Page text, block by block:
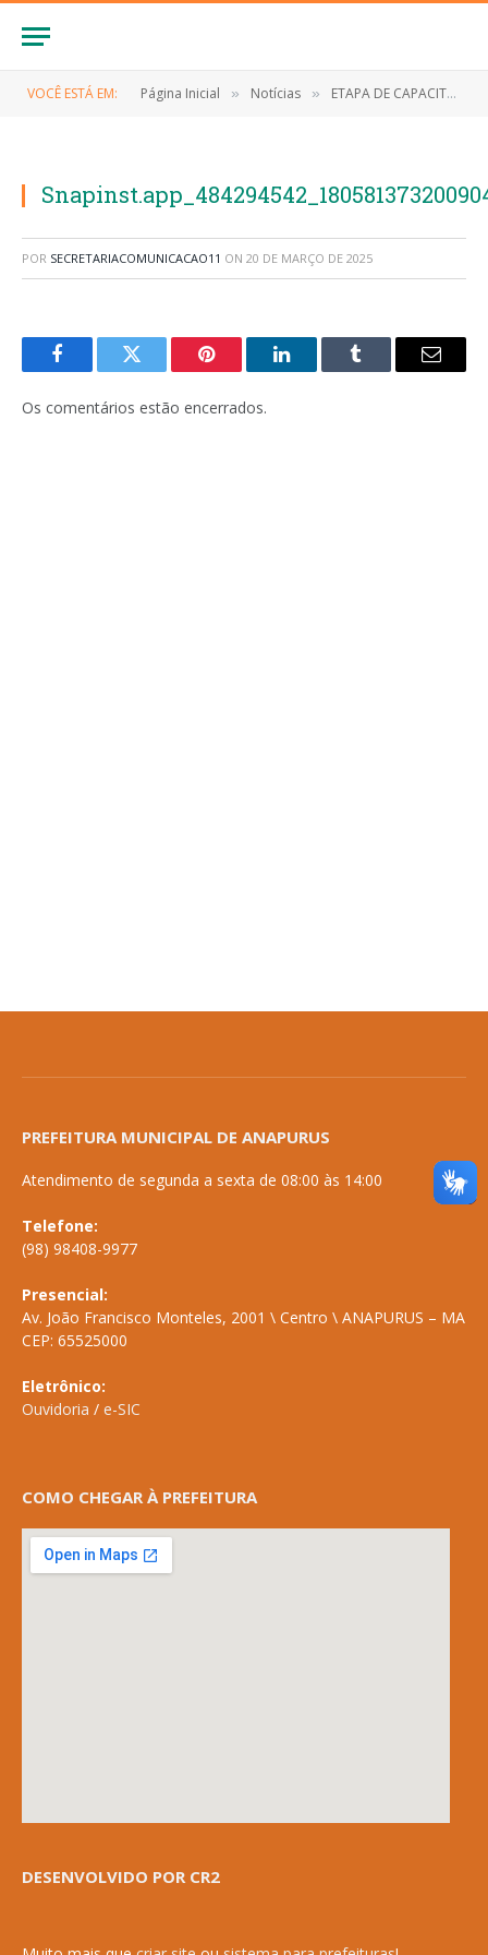
VOCÊ ESTÁ EM: Página Inicial » Notícias » ETAPA DE CAPACITAÇÃO DO PLANIFICASUS
POR SECRETARIACOMUNICACAO11 ON 20 DE MARÇO DE 2025
FacebookTwitter Pinterest LinkedInTumblr
E-
Os comentários estão encerrados.
PREFEITURA MUNICIPAL DE ANAPURUS
Atendimento de segunda a sexta de 08:00 às 14:00
Telefone:
(98) 98408-9977
Presencial:
Av. João Francisco Monteles, 2001 \ Centro \ ANAPURUS – MA
CEP: 65525000
Eletrônico:
Ouvidoria / e-SIC
COMO CHEGAR À PREFEITURA
DESENVOLVIDO POR CR2